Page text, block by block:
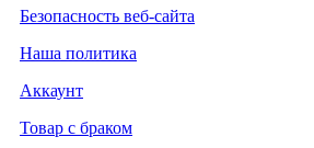
Безопасность веб-сайта
Наша политика
Аккаунт
Товар с браком